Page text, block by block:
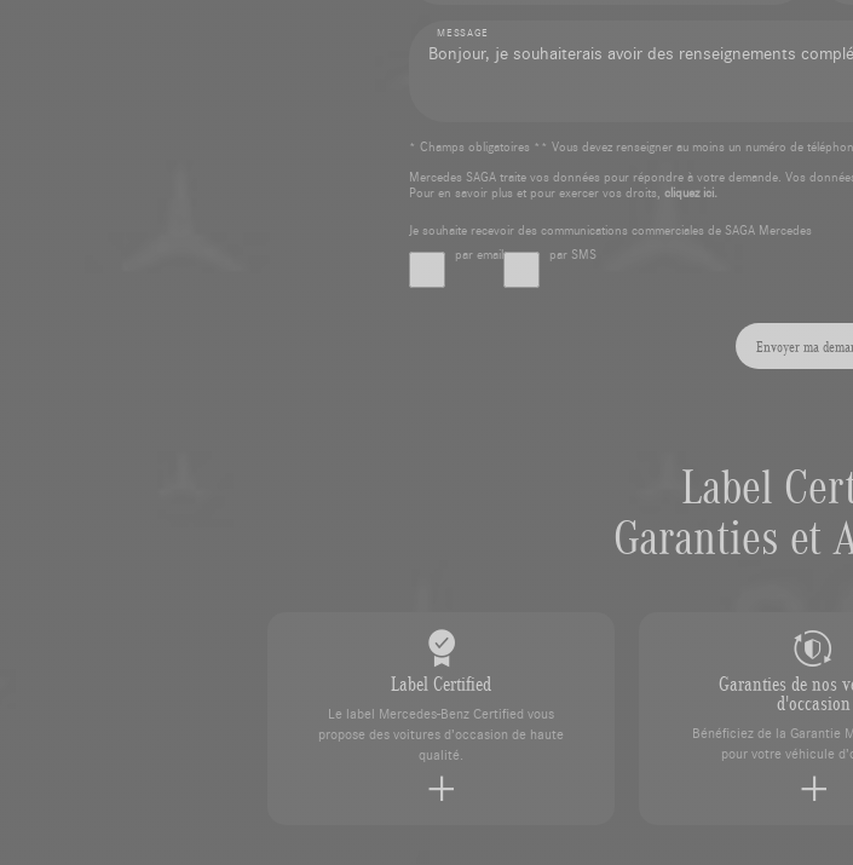
MESSAGE
* Champs obligatoires ** Vous devez renseigner au moins un numéro de
Mercedes SAGA traite vos données pour répondre à votre demande. Vos
Pour en savoir plus et pour exercer vos droits, cliquez ici.
Je souhaite recevoir des communications commerciales de SAGA Mercedes
par email
par SMS
Envoyer ma
Label
Garanties et
Label Certified
Le label Mercedes-Benz Certified vous
propose des voitures d’occasion de haute
qualité.
Garanties de nos
d'occasion
Bénéficiez de la Garantie
pour votre véhicule